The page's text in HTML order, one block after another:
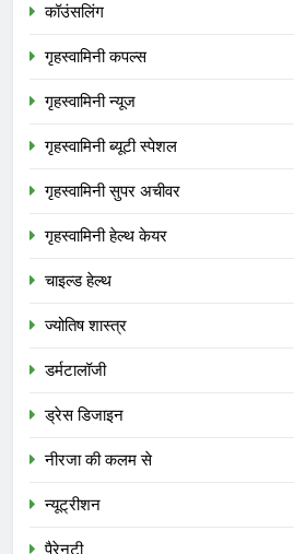
कॉउंसलिंग
गृहस्वामिनी कपल्स
गृहस्वामिनी न्यूज
गृहस्वामिनी ब्यूटी स्पेशल
गृहस्वामिनी सुपर अचीवर
गृहस्वामिनी हेल्थ केयर
चाइल्ड हेल्थ
ज्योतिष शास्त्र
डर्मटालॉजी
ड्रेस डिजाइन
नीरजा की कलम से
न्यूट्रीशन
पैरेनटी